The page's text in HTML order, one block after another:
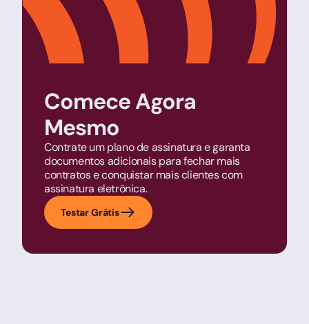
Comece Agora
Mesmo
Contrate um plano de assinatura e garanta
documentos adicionais para fechar mais
contratos e conquistar mais clientes com
assinatura eletrônica.
Testar Grátis